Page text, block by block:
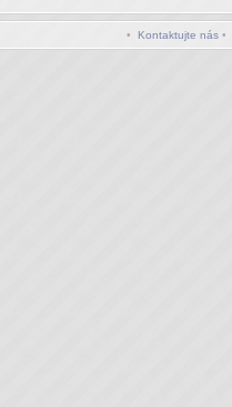
•
• Kontaktujte nás